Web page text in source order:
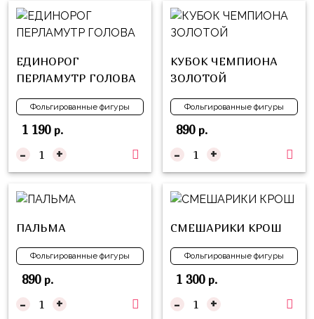
ЕДИНОРОГ
ПЕРЛАМУТР ГОЛОВА
Фольгированные фигуры
1 190р.
- +
КУБОК ЧЕМПИОНА
ЗОЛОТОЙ
Фольгированные фигуры
890р.
- +
ПАЛЬМА
Фольгированные фигуры
890р.
- +
СМЕШАРИКИ КРОШ
Фольгированные фигуры
1 300р.
- +
Куклы
ЛОЛ
Него
Неё
Мишка
Тедди
/
Морская
Тема
Звёздные